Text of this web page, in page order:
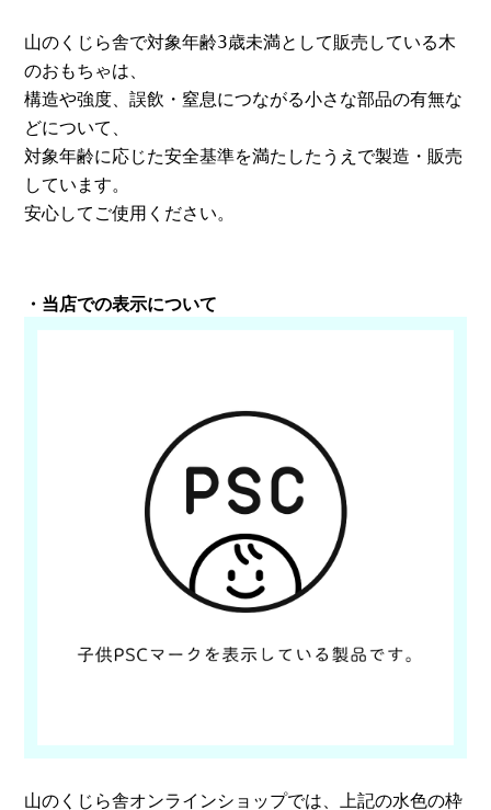
山のくじら舎で対象年齢3歳未満として販売している木
のおもちゃは、
構造や強度、誤飲・窒息につながる小さな部品の有無な
どについて、
対象年齢に応じた安全基準を満たしたうえで製造・販売
しています。
安心してご使用ください。
・当店での表示について
山のくじら舎オンラインショップでは、上記の水色の枠